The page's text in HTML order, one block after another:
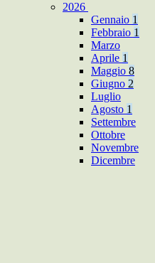
2026
Gennaio 1
Febbraio 1
Marzo
Aprile 1
Maggio 8
Giugno 2
Luglio
Agosto 1
Settembre
Ottobre
Novembre
Dicembre